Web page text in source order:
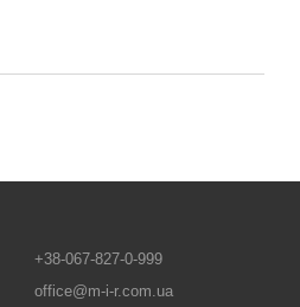
+38-067-827-0-999
office@m-i-r.com.ua